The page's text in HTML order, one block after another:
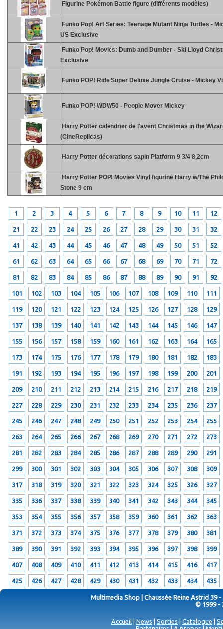
Figurine Pokémon Battle figure (différents modèles)
Funko Pop! Art Series: Teenage Mutant Ninja Turtles -
US Exclusive
Funko Pop! Movies: Dumb and Dumber - Ski Lloyd
Exclusive
Funko POP! Ride Super Deluxe Jungle Cruise - Mickey
Funko POP! WDW50 - People Mover Mickey
Harry Potter calendrier de l'avent Christmas in the
(CineReplicas)
Harry Potter décorations sapin Platform 9 3/4 8,2cm
Harry Potter POP! Movies Vinyl figurine Harry w/The
Stone 9 cm
1 2 3 4 5 6 7 8 9 10 11 12
21 22 23 24 25 26 27 28 29 30 31 32
41 42 43 44 45 46 47 48 49 50 51 52
61 62 63 64 65 66 67 68 69 70 71 72
81 82 83 84 85 86 87 88 89 90 91 92
101 102 103 104 105 106 107 108 109 110 111
119 120 121 122 123 124 125 126 127 128 129
137 138 139 140 141 142 143 144 145 146 147
155 156 157 158 159 160 161 162 163 164 165
173 174 175 176 177 178 179 180 181 182 183
191 192 193 194 195 196 197 198 199 200 201
209 210 211 212 213 214 215 216 217 218 219
227 228 229 230 231 232 233 234 235 236 237
245 246 247 248 249 250 251 252 253 254 255
263 264 265 266 267 268 269 270 271 272 273
281 282 283 284 285 286 287 288 289 290 291
299 300 301 302 303 304 305 306 307 308 309
317 318 319 320 321 322 323 324 325 326 327
335 336 337 338 339 340 341 342 343 344 345
353 354 355 356 357 358 359 360 361 362 363
371 372 373 374 375 376 377 378 379 380 381
389 390 391 392 393 394 395 396 397 398 399
407 408 409 410 411 412 413 414 415 416 417
425 426 427 428 429 430 431 432 433 434 435
Multimedia Shop | Chaussée Reine Astrid 39 -
© 1999 -
Accueil News Sorties Catalogue